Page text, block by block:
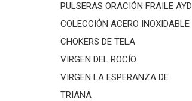
PULSERAS ORACIÓN FRAILE AYD
COLECCIÓN ACERO INOXIDABLE
CHOKERS DE TELA
VIRGEN DEL ROCÍO
VIRGEN LA ESPERANZA DE
TRIANA